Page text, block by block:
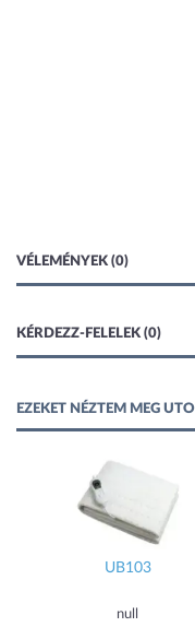
VÉLEMÉNYEK (0)
KÉRDEZZ-FELELEK (0)
EZEKET NÉZTEM MEG
UB103
null